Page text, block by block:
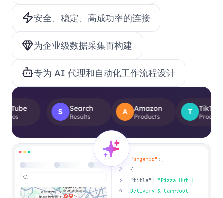
安全、稳定、高成功率的连接
为企业级数据采集而构建
专为 AI 代理和自动化工作流程设计
Search
Results
Amazon
Products
TikTok
Product Views